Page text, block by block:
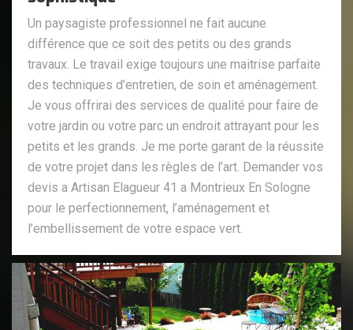
Un paysagiste professionnel ne fait aucune
différence que ce soit des petits ou des grands
travaux. Le travail exige toujours une maitrise parfaite
des techniques d’entretien, de soin et aménagement.
Je vous offrirai des services de qualité pour faire de
votre jardin ou votre parc un endroit attrayant pour les
petits et les grands. Je me porte garant de la réussite
de votre projet dans les règles de l’art. Demander vos
devis a Artisan Elagueur 41 a Montrieux En Sologne
pour le perfectionnement, l’aménagement et
l’embellissement de votre espace vert.